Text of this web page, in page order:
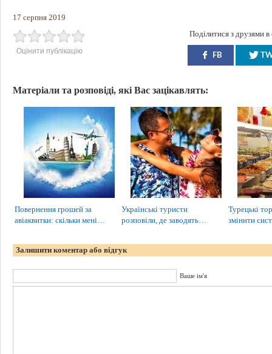
17 серпня 2019
Оцінити публікацію
Поділитися з друзями
FB
Матеріали та розповіді, які Вас зацікавлять:
Повернення грошей за
авіаквитки: скільки мені…
Українські туристи
розповіли, де заводять…
Турецькі
змінити
Залишити коментар або відгук
Ваше ім'я